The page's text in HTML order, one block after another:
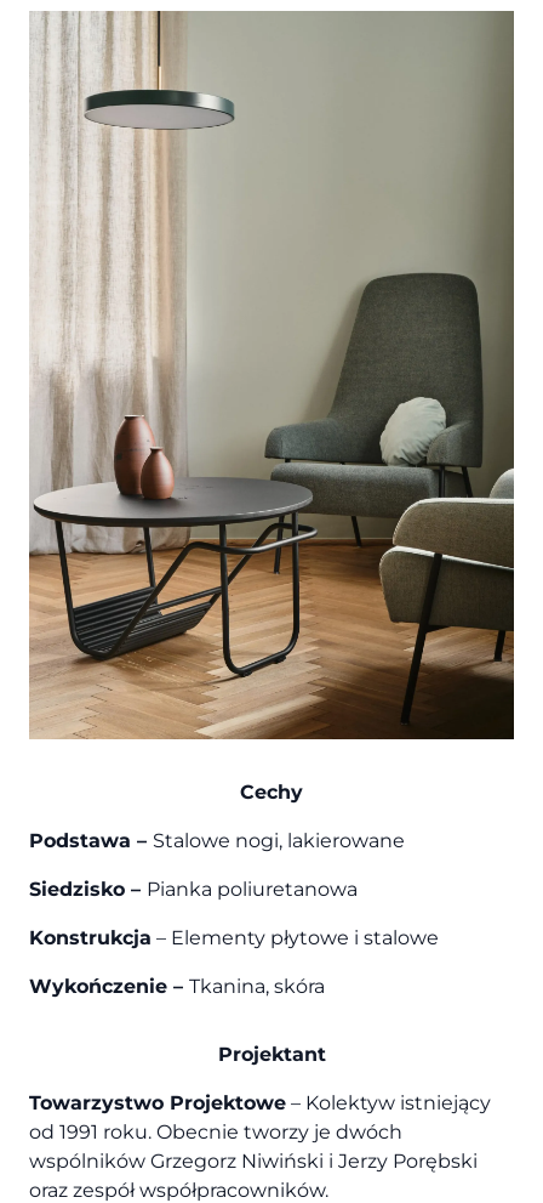
Cechy
Podstawa – Stalowe nogi, lakierowane
Siedzisko – Pianka poliuretanowa
Konstrukcja – Elementy płytowe i stalowe
Wykończenie – Tkanina, skóra
Projektant
Towarzystwo Projektowe – Kolektyw istniejący
od 1991 roku. Obecnie tworzy je dwóch
wspólników Grzegorz Niwiński i Jerzy Porębski
oraz zespół współpracowników.